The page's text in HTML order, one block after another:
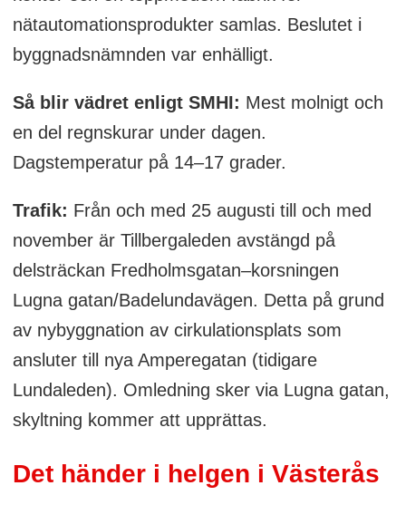
nätautomationsprodukter samlas. Beslutet i
byggnadsnämnden var enhälligt.
Så blir vädret enligt SMHI: Mest molnigt och
en del regnskurar under dagen.
Dagstemperatur på 14–17 grader.
Trafik: Från och med 25 augusti till och med
november är Tillbergaleden avstängd på
delsträckan Fredholmsgatan–korsningen
Lugna gatan/Badelundavägen. Detta på grund
av nybyggnation av cirkulationsplats som
ansluter till nya Amperegatan (tidigare
Lundaleden). Omledning sker via Lugna gatan,
skyltning kommer att upprättas.
Det händer i helgen i Västerås